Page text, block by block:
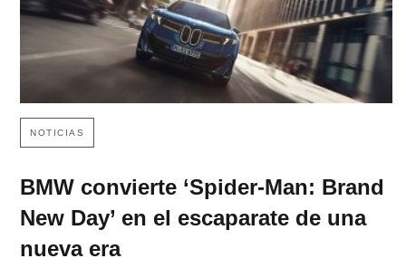
NOTICIAS
BMW convierte ‘Spider-Man: Brand
New Day’ en el escaparate de una
nueva era